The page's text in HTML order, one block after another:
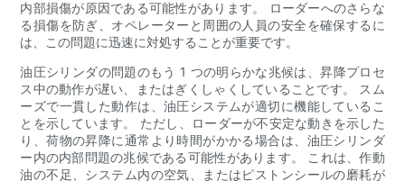
内部損傷が原因である可能性があります。 ローダーへのさらな
る損傷を防ぎ、オペレーターと周囲の人員の安全を確保するに
は、この問題に迅速に対処することが重要です。
油圧シリンダの問題のもう 1 つの明らかな兆候は、昇降プロセ
ス中の動作が遅い、またはぎくしゃくしていることです。 スム
ーズで一貫した動作は、油圧システムが適切に機能しているこ
とを示しています。 ただし、ローダーが不安定な動きを示した
り、荷物の昇降に通常より時間がかかる場合は、油圧シリンダ
ー内の内部問題の兆候である可能性があります。 これは、作動
油の不足、システム内の空気、またはピストンシールの磨耗が